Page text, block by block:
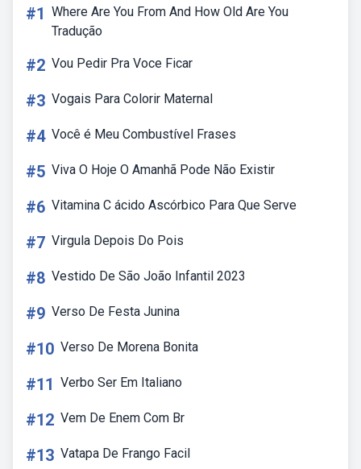
#1 Where Are You From And How Old Are You
Tradução
#2 Vou Pedir Pra Voce Ficar
#3 Vogais Para Colorir Maternal
#4 Você é Meu Combustível Frases
#5 Viva O Hoje O Amanhã Pode Não Existir
#6 Vitamina C ácido Ascórbico Para Que Serve
#7 Virgula Depois Do Pois
#8 Vestido De São João Infantil 2023
#9 Verso De Festa Junina
#10 Verso De Morena Bonita
#11 Verbo Ser Em Italiano
#12 Vem De Enem Com Br
#13 Vatapa De Frango Facil